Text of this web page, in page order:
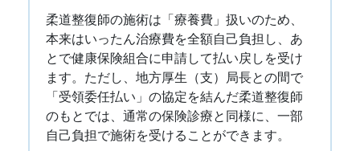
柔道整復師の施術は「療養費」扱いのため、
本来はいったん治療費を全額自己負担し、あ
とで健康保険組合に申請して払い戻しを受け
ます。ただし、地方厚生（支）局長との間で
「受領委任払い」の協定を結んだ柔道整復師
のもとでは、通常の保険診療と同様に、一部
自己負担で施術を受けることができます。